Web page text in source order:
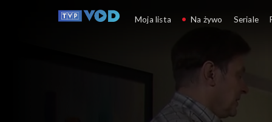
Klan
Moja lista Na żywo Seriale